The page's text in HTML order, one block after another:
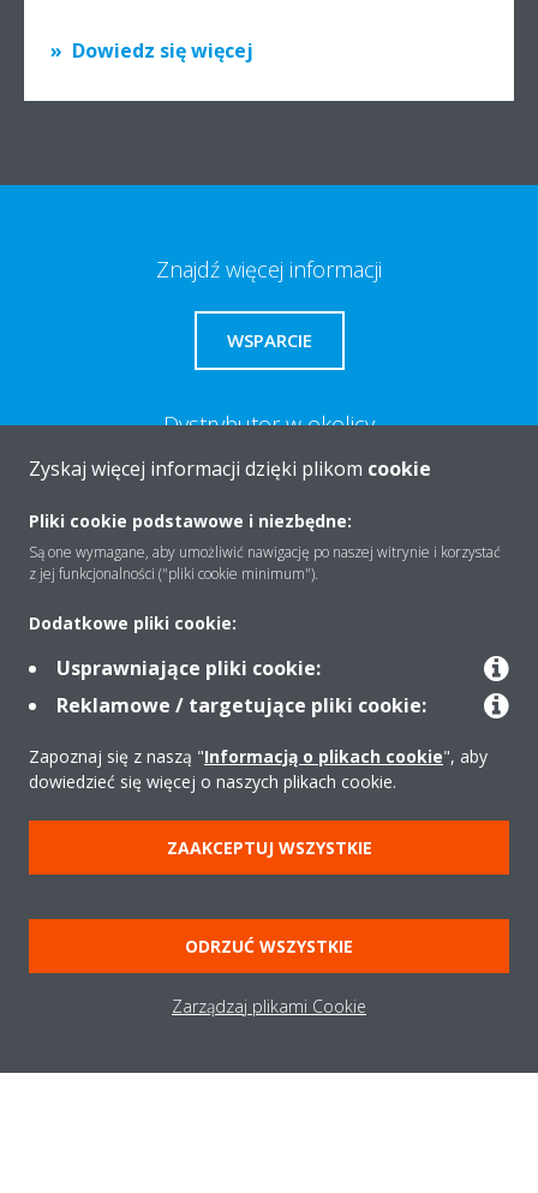
Dowiedz się więcej
Znajdź więcej informacji
WSPARCIE
Dystrybutor w okolicy
Potrzebujesz pomocy?
O firmie
Kontakt
Produkty
Zyskaj więcej informacji dzięki plikom cookie
Pliki cookie podstawowe i niezbędne:
Są one wymagane, aby umożliwić nawigację po naszej witrynie i korzystać
z jej funkcjonalności ("pliki cookie minimum").
Dodatkowe pliki cookie:
Usprawniające pliki cookie:
Reklamowe / targetujące pliki cookie:
Zapoznaj się z naszą "Informacją o plikach cookie", aby
dowiedzieć się więcej o naszych plikach cookie.
ZAAKCEPTUJ WSZYSTKIE
ODRZUĆ WSZYSTKIE
Zarządzaj plikami Cookie